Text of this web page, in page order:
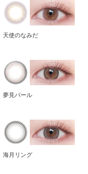
天使のなみだ
夢見パール
海月リング